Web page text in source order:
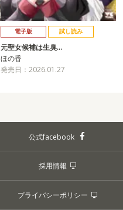
電子版 試し読み
元聖女候補は生臭…
ほの香
発売日：2026.01.27
公式facebook
採用情報
プライバシーポリシー